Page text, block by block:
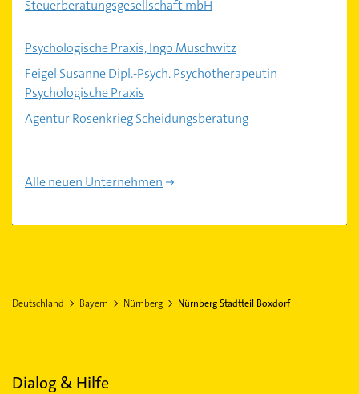
Steuerberatungsgesellschaft mbH
Psychologische Praxis, Ingo Muschwitz
Feigel Susanne Dipl.-Psych. Psychotherapeutin
Psychologische Praxis
Agentur Rosenkrieg Scheidungsberatung
Alle neuen Unternehmen
Deutschland Bayern Nürnberg Nürnberg Stadtteil Boxdorf
Dialog & Hilfe